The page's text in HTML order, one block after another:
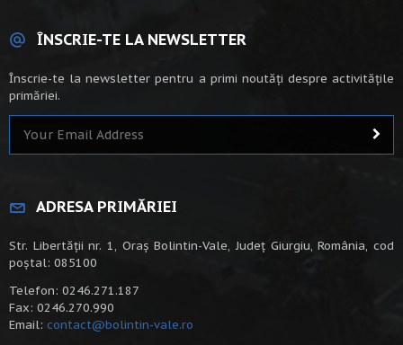
ÎNSCRIE-TE LA NEWSLETTER
Înscrie-te la newsletter pentru a primi noutăți despre activitățile
primăriei.
ADRESA PRIMĂRIEI
Str. Libertății nr. 1, Oraș Bolintin-Vale, Județ Giurgiu, România, cod
poștal: 085100
Telefon: 0246.271.187
Fax: 0246.270.990
Email: contact@bolintin-vale.ro